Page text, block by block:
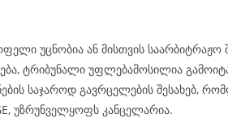
უცნობია ან მისთვის საარბიტრაჟო
ტრიბუნალი უფლებამოსილია
საჯაროდ გავრცელების შესახებ,
უზრუნველყოფს კანცელარია.